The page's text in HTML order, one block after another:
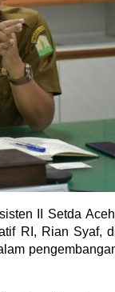
II Setda
RI, Rian Syaf,